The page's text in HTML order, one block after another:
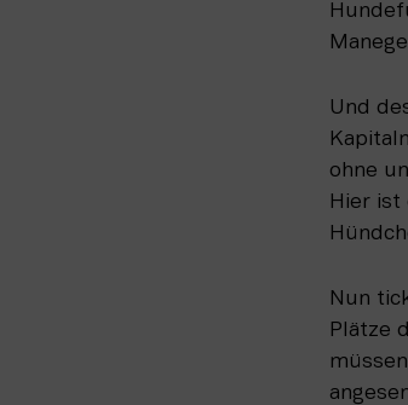
Und
ohne
Hier ist
Nun
Plätze